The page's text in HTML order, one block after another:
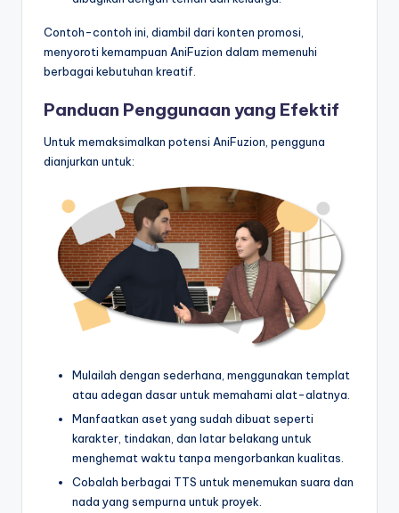
Contoh-contoh ini, diambil dari konten promosi,
menyoroti kemampuan AniFuzion dalam memenuhi
berbagai kebutuhan kreatif.
Panduan Penggunaan yang Efektif
Untuk memaksimalkan potensi AniFuzion, pengguna
dianjurkan untuk:
Mulailah dengan sederhana, menggunakan templat
atau adegan dasar untuk memahami alat-alatnya.
Manfaatkan aset yang sudah dibuat seperti
karakter, tindakan, dan latar belakang untuk
menghemat waktu tanpa mengorbankan kualitas.
Cobalah berbagai TTS untuk menemukan suara dan
nada yang sempurna untuk proyek.